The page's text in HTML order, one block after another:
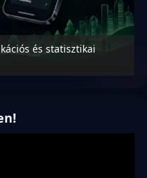
és statisztikai